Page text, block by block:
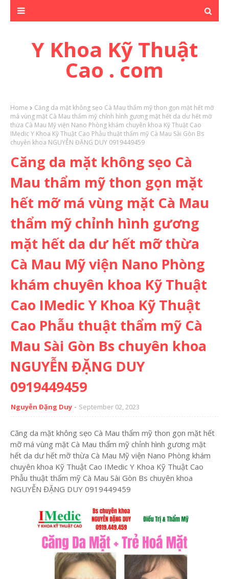
Y Khoa Kỹ Thuật
Cao . com
Home
Căng da mặt không sẹo Cà Mau thẩm mỹ thon gọn mặt hết mỡ
má vùng mặt Cà Mau thẩm mỹ chỉnh hình gương mặt hết da dư hết mỡ
thừa Cà Mau Mỹ viện Nano Phòng khám chuyên khoa Kỹ Thuật Cao
IMedic Y Khoa Kỹ Thuật Cao Phẫu thuật thẩm mỹ Cà Mau Sài Gòn Bs
chuyên khoa NGUYỄN ĐẶNG DUY 0919449459
Căng da mặt không sẹo Cà
Mau thẩm mỹ thon gọn mặt
hết mỡ má vùng mặt Cà Mau
thẩm mỹ chỉnh hình gương
mặt hết da dư hết mỡ thừa
Cà Mau Mỹ viện Nano Phòng
khám chuyên khoa Kỹ Thuật
Cao IMedic Y Khoa Kỹ Thuật
Cao Phẫu thuật thẩm mỹ Cà
Mau Sài Gòn Bs chuyên khoa
NGUYỄN ĐẶNG DUY
0919449459
Nguyễn Đặng Duy September 02, 2023
Căng da mặt không sẹo Cà Mau thẩm mỹ thon gọn mặt hết
mỡ má vùng mặt Cà Mau thẩm mỹ chỉnh hình gương mặt
hết da dư hết mỡ thừa Cà Mau Mỹ viện Nano Phòng khám
chuyên khoa Kỹ Thuật Cao IMedic Y Khoa Kỹ Thuật Cao
Phẫu thuật thẩm mỹ Cà Mau Sài Gòn Bs chuyên khoa
NGUYỄN ĐẶNG DUY 0919449459